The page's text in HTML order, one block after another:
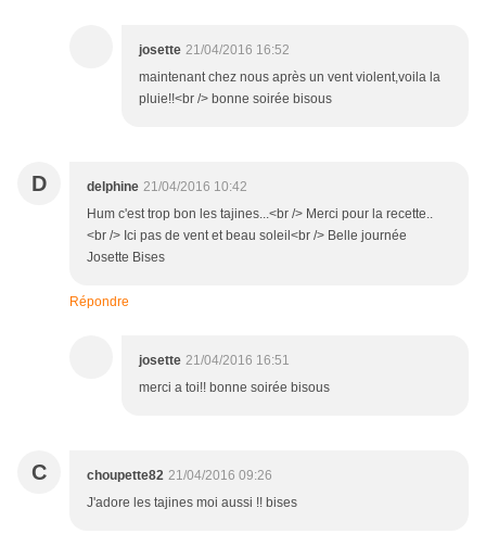
josette 21/04/2016 16:52
maintenant chez nous après un vent violent,voila la
pluie!!<br /> bonne soirée bisous
D delphine 21/04/2016 10:42
Hum c'est trop bon les tajines...<br /> Merci pour la recette..
<br /> Ici pas de vent et beau soleil<br /> Belle journée
Josette Bises
Répondre
josette 21/04/2016 16:51
merci a toi!! bonne soirée bisous
C choupette82 21/04/2016 09:26
J'adore les tajines moi aussi !! bises